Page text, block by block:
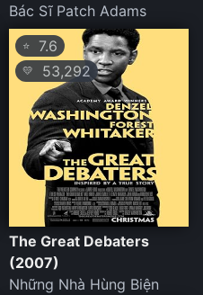
Bác Sĩ Patch Adams
⭐ 7.6
💛 53,292
The Great Debaters
(2007)
Những Nhà Hùng Biện